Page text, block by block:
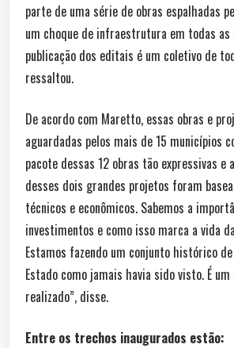
parte de uma série de obras espalhadas
um choque de infraestrutura em todas as
publicação dos editais é um coletivo de
ressaltou.
De acordo com Maretto, essas obras e
aguardadas pelos mais de 15 municípios
pacote dessas 12 obras tão expressivas e
desses dois grandes projetos foram
técnicos e econômicos. Sabemos a
investimentos e como isso marca a vida
Estamos fazendo um conjunto histórico
Estado como jamais havia sido visto. É um
realizado”, disse.
Entre os trechos inaugurados estão: